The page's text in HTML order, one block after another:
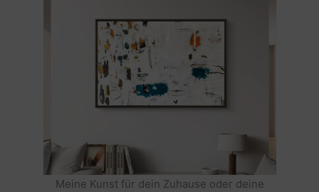
Meine Kunst für dein Zuhause oder deine